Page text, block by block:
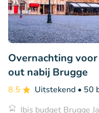
Overnachting
out nabij Brugge
8.5 Uitstekend • 50
Ibis budget Brugge